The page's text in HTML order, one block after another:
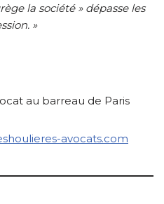
la société » dépasse les
»
au barreau de Paris
avocats.com